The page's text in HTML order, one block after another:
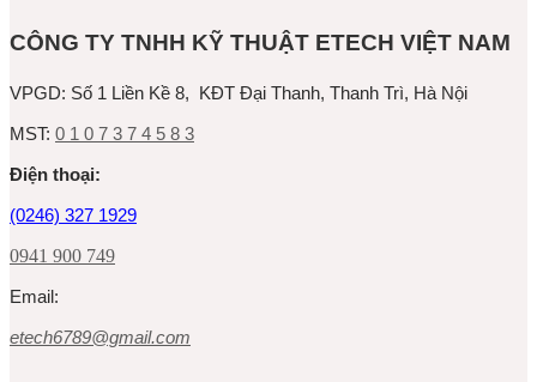
CÔNG TY TNHH KỸ THUẬT ETECH VIỆT NAM
VPGD: Số 1 Liền Kề 8, KĐT Đại Thanh, Thanh Trì, Hà Nội
MST: 0 1 0 7 3 7 4 5 8 3
Ðiện thoại:
(0246) 327 1929
0941 900 749
Email:
etech6789@gmail.com